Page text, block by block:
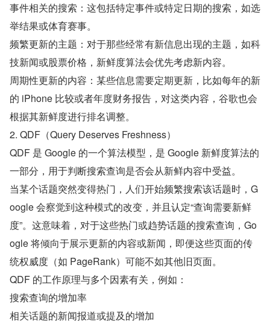
事件相关的搜索：这包括特定事件或特定日期的搜索，如选
举结果或体育赛事。
频繁更新的主题：对于那些经常有新信息出现的主题，如科
技新闻或股票价格，新鲜度算法会优先考虑新内容。
周期性更新的内容：某些信息需要定期更新，比如每年的新
的 iPhone 比较或者年度财务报告，对这类内容，谷歌也会
根据其新鲜度进行排名调整。
2. QDF（Query Deserves Freshness）
QDF 是 Google 的一个算法模型，是 Google 新鲜度算法的
一部分，用于判断搜索查询是否会从新鲜内容中受益。
当某个话题突然变得热门，人们开始频繁搜索该话题时，G
oogle 会察觉到这种模式的改变，并且认定“查询需要新鲜
度”。这意味着，对于这些热门或趋势话题的搜索查询，Go
ogle 将倾向于展示更新的内容或新闻，即便这些页面的传
统权威度（如 PageRank）可能不如其他旧页面。
QDF 的工作原理与多个因素有关，例如：
搜索查询的增加率
相关话题的新闻报道或提及的增加